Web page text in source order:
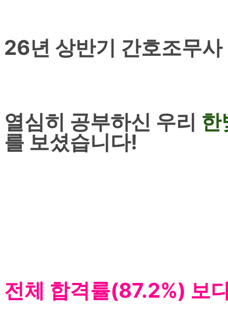
26년 상반기 간호조무
열심히 공부하신 우리 한
를 보셨습니다!
전체 합격률(87.2%) 보